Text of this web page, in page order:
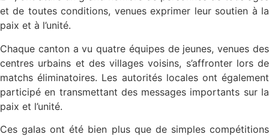
et de toutes conditions, venues exprimer leur soutien à la
paix et à l’unité.
Chaque canton a vu quatre équipes de jeunes, venues des
centres urbains et des villages voisins, s’affronter lors de
matchs éliminatoires. Les autorités locales ont également
participé en transmettant des messages importants sur la
paix et l’unité.
Ces galas ont été bien plus que de simples compétitions